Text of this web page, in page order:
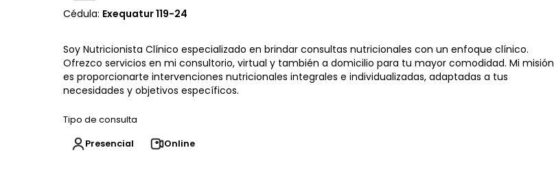
Cédula: Exequatur 119-24
Soy Nutricionista Clínico especializado en brindar consultas nutricionales con un enfoque clínico.
Ofrezco servicios en mi consultorio, virtual y también a domicilio para tu mayor comodidad. Mi misión
es proporcionarte intervenciones nutricionales integrales e individualizadas, adaptadas a tus
necesidades y objetivos específicos.
Tipo de consulta
Presencial Online